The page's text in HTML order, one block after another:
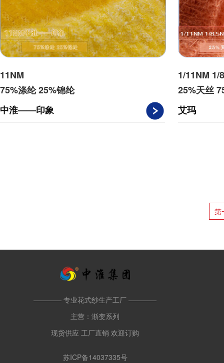
11NM
75%涤纶 25%锦纶
中淮——印象
1/11NM 1/
25%天丝
艾玛
第
———— 专业花式纱生产工厂 ————
主营：渐变系列
现货供应 工厂直销 欢迎订购
苏ICP备14037335号